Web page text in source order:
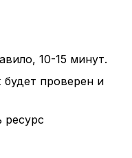
10-15 минут.
проверен и